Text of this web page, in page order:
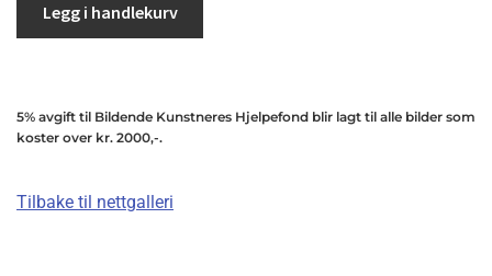
Legg i handlekurv
5% avgift til Bildende Kunstneres Hjelpefond blir lagt til alle bilder som
koster over kr. 2000,-.
Tilbake til nettgalleri